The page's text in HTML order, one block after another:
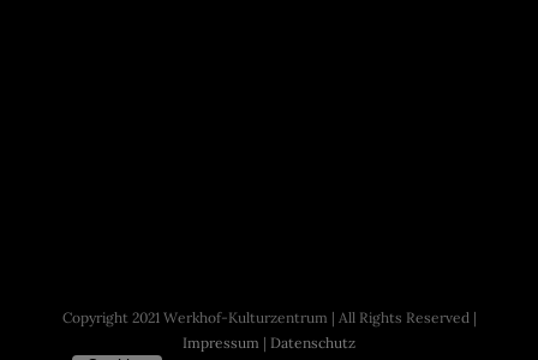
Copyright 2021 Werkhof-Kulturzentrum | All Rights Reserved |
Impressum | Datenschutz